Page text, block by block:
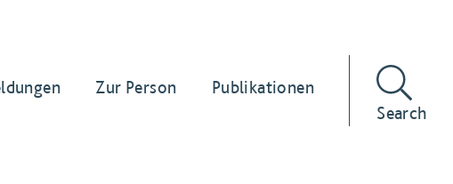
Zur Person
Publikationen
Search